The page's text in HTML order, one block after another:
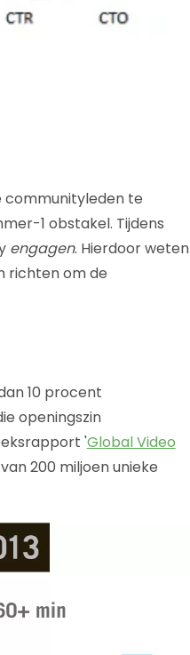
communityleden te
1 obstakel. Tijdens
engagen. Hierdoor weten
richten om de
10 procent
openingszin
'Global Video
200 miljoen unieke